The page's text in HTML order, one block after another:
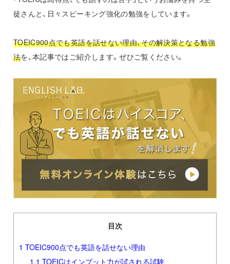
徒さんと、日々スピーキング強化の勉強をしています。
TOEIC900点でも英語を話せない理由、その解決策となる勉強
法を、本記事ではご紹介します。ぜひご覧ください。
目次
1 TOEIC900点でも英語を話せない理由
1.1 TOEICはインプット力が試される試験